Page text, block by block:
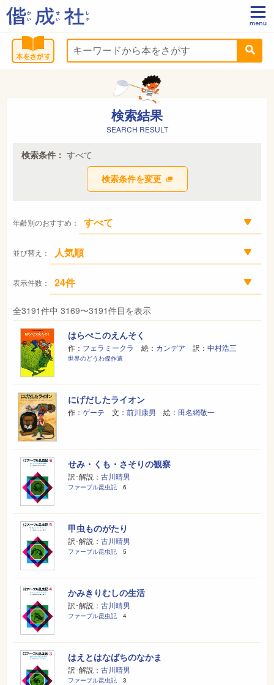
検索結果
SEARCH RESULT
検索条件： すべて
検索条件を変更
年齢別のおすすめ：
並び替え：
表示件数：
全3191件中 3169〜3191件目を表示
はらぺこのえんそく
作： フェラミークラ 絵： カンデア 訳： 中村浩三
世界のどうわ傑作選
にげだしたライオン
作： ゲーテ 文： 前川康男 絵： 田名網敬一
せみ・くも・さそりの観察
訳･解説： 古川晴男
ファーブル昆虫記 6
甲虫ものがたり
訳･解説： 古川晴男
ファーブル昆虫記 5
かみきりむしの生活
訳･解説： 古川晴男
ファーブル昆虫記 4
はえとはなばちのなかま
訳･解説： 古川晴男
ファーブル昆虫記 3